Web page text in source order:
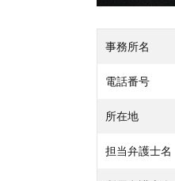
事務所名
電話番号
所在地
担当弁護士名